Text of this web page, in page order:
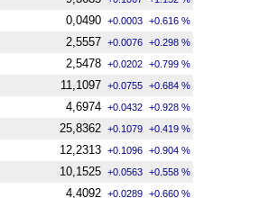
0,0490 +0.0003 +0.616 %
2,5557 +0.0076 +0.298 %
2,5478 +0.0202 +0.799 %
11,1097 +0.0755 +0.684 %
4,6974 +0.0432 +0.928 %
25,8362 +0.1079 +0.419 %
12,2313 +0.1096 +0.904 %
10,1525 +0.0563 +0.558 %
4,4092 +0.0289 +0.660 %